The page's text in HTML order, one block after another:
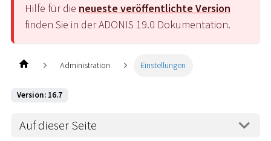
Hilfe für die neueste veröffentlichte Version
finden Sie in der ADONIS 19.0 Dokumentation.
Administration Einstellungen
Version: 16.7
Auf dieser Seite